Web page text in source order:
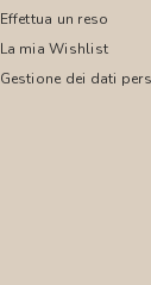
Effettua un reso
La mia Wishlist
Gestione dei dati